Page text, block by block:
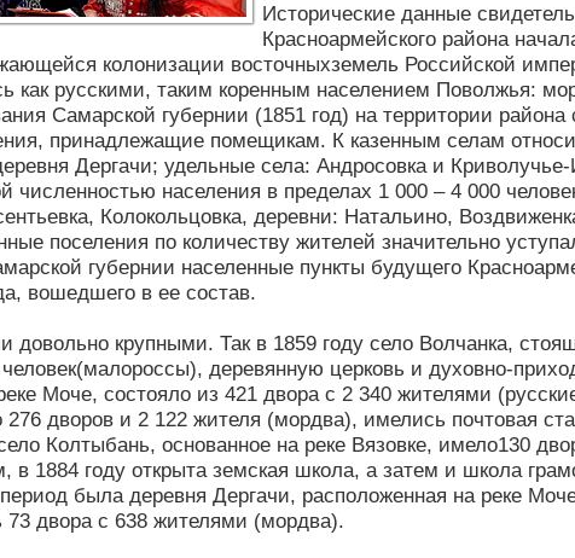
Исторические данные
Красноармейского района
колонизации восточныхземель Российской
как русскими, таким коренным населением Поволжья:
Самарской губернии (1851 год) на территории
принадлежащие помещикам. К казенным селам
Дергачи; удельные села: Андросовка и
численностью населения в пределах 1 000 – 4 000
Колокольцовка, деревни: Натальино,
поселения по количеству жителей значительно
губернии населенные пункты будущего
вошедшего в ее состав.
довольно крупными. Так в 1859 году село Волчанка,
деревянную церковь и духовно-
Моче, состояло из 421 двора с 2 340 жителями
дворов и 2 122 жителя (мордва), имелись почтовая
Колтыбань, основанное на реке Вязовке, имело130
в 1884 году открыта земская школа, а затем и школа
была деревня Дергачи, расположенная на реке
73 двора с 638 жителями (мордва).